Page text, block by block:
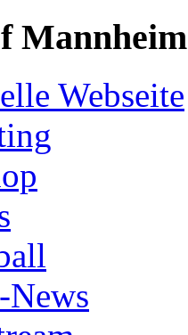
Mannheim
Webseite
News